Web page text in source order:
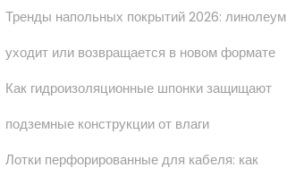
Тренды напольных покрытий 2026: линолеум
уходит или возвращается в новом формате
Как гидроизоляционные шпонки защищают
подземные конструкции от влаги
Лотки перфорированные для кабеля: как